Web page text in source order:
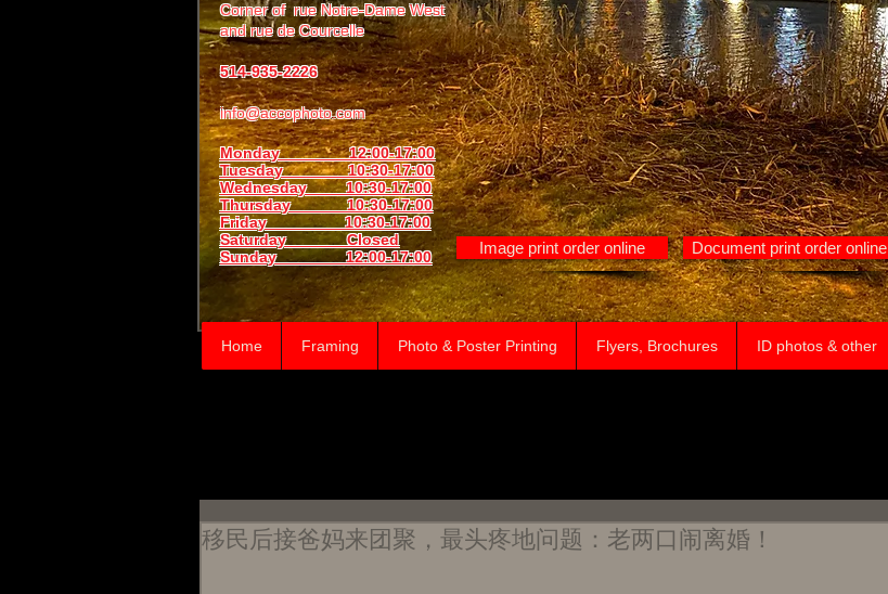
Corner of rue Notre-Dame West
andrue de Courcelle
514-935-2226
info@accophoto.com
Monday 12:00-17:00
Tuesday 10:30-17:00
Wednesday 10:30-17:00
Thursday10:30-17:00
Friday 10:30-17:00
Saturday Closed
Sunday12:00-17:00
Home Framing Photo & Poster Printing Flyers, Brochures ID photos & other
Image print order online Document print order online
移民后接爸妈来团聚，最头疼地问题：老两口闹离婚！